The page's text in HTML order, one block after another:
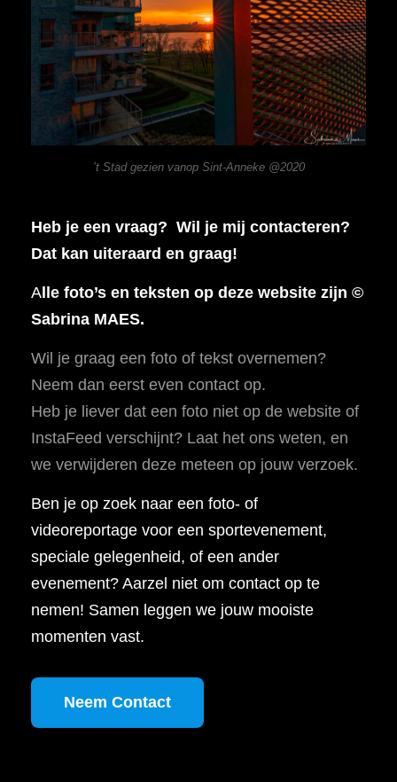
’t Stad gezien vanop Sint-Anneke @2020
Heb je een vraag? Wil je mij contacteren?
Dat kan uiteraard en graag!
Alle foto’s en teksten op deze website zijn ©
Sabrina MAES.
Wil je graag een foto of tekst overnemen?
Neem dan eerst even contact op.
Heb je liever dat een foto niet op de website of
InstaFeed verschijnt? Laat het ons weten, en
we verwijderen deze meteen op jouw verzoek.
Ben je op zoek naar een foto- of
videoreportage voor een sportevenement,
speciale gelegenheid, of een ander
evenement? Aarzel niet om contact op te
nemen! Samen leggen we jouw mooiste
momenten vast.
Neem Contact